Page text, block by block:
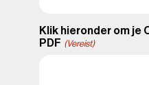
Klik hieronder om je
PDF (Vereist)